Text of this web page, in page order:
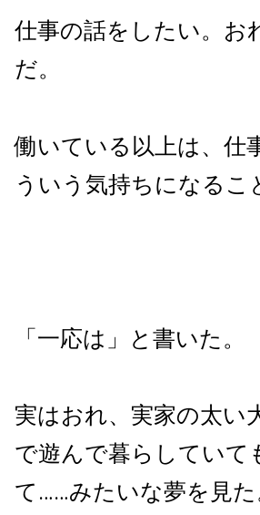
仕事の話をしたい。お
だ。
働いている以上は、仕
ういう気持ちになるこ
「一応は」と書いた。
実はおれ、実家の太い
で遊んで暮らしていて
て……みたいな夢を見た